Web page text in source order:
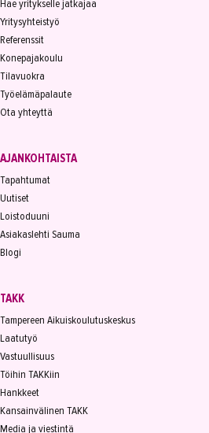
Hae yritykselle jatkajaa
Yritysyhteistyö
Referenssit
Konepajakoulu
Tilavuokra
Työelämäpalaute
Ota yhteyttä
AJANKOHTAISTA
Tapahtumat
Uutiset
Loistoduuni
Asiakaslehti Sauma
Blogi
TAKK
Tampereen Aikuiskoulutuskeskus
Laatutyö
Vastuullisuus
Töihin TAKKiin
Hankkeet
Kansainvälinen TAKK
Media ja viestintä